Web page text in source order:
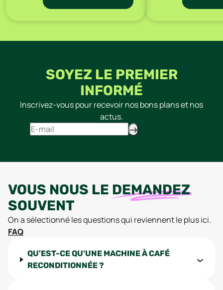
SOYEZ LE PREMIER
INFORMÉ
Inscrivez-vous pour recevoir nos bons plans et nos
actus.
VOUS NOUS LE DEMANDEZ
SOUVENT
On a sélectionné les questions qui reviennent le plus ici.
FAQ
QU'EST-CE QU'UNE MACHINE À CAFÉ
RECONDITIONNÉE ?